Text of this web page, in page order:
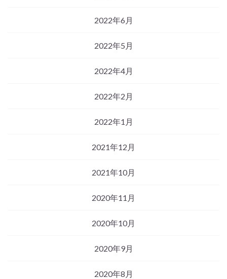
2022年6月
2022年5月
2022年4月
2022年2月
2022年1月
2021年12月
2021年10月
2020年11月
2020年10月
2020年9月
2020年8月